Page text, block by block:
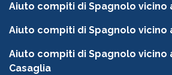
Aiuto compiti di Spagnolo vicino
Aiuto compiti di Spagnolo vicino
Aiuto compiti di Spagnolo vicino
Casaglia